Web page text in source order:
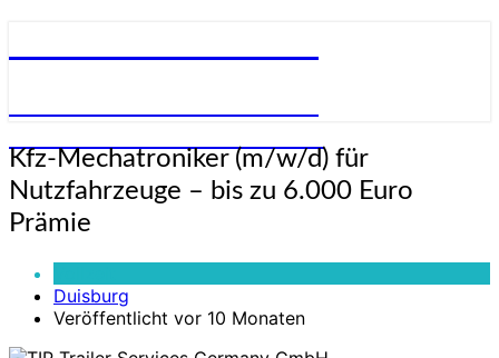
Kfz-
Mechatroniker
(m/w/d)
für
Kfz-Mechatroniker (m/w/d) für
Nutzfahrzeuge – bis zu 6.000 Euro
Prämie
Duisburg
Veröffentlicht vor 10 Monaten